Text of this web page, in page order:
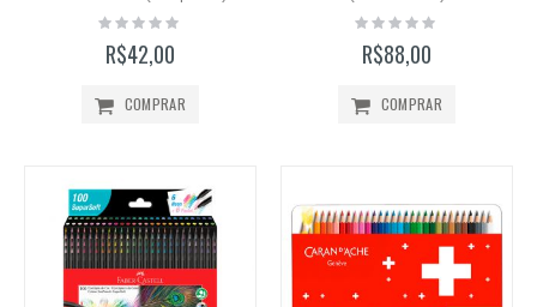
Rating:
R$42,00
COMPRAR
Rating:
R$88,00
COMPRAR